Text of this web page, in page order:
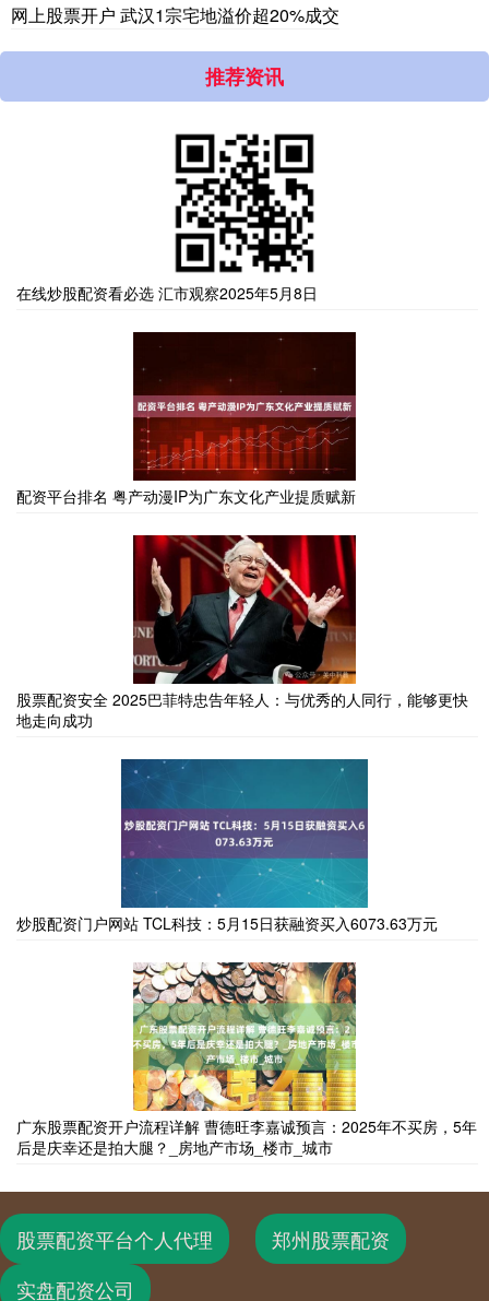
网上股票开户 武汉1宗宅地溢价超20%成交
推荐资讯
在线炒股配资看必选 汇市观察2025年5月8日
配资平台排名 粤产动漫IP为广东文化产业提质赋新
股票配资安全 2025巴菲特忠告年轻人：与优秀的人同行，能够更快
地走向成功
炒股配资门户网站 TCL科技：5月15日获融资买入6073.63万元
广东股票配资开户流程详解 曹德旺李嘉诚预言：2025年不买房，5年
后是庆幸还是拍大腿？_房地产市场_楼市_城市
股票配资平台个人代理
郑州股票配资
实盘配资公司